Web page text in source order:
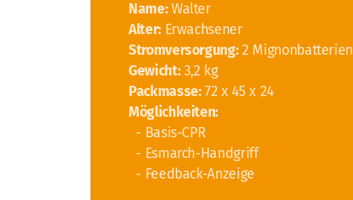
Name:Walter
Alter:Erwachsener
Stromversorgung:2 Mignonbatterien
Gewicht:3,2 kg
Packmasse:72 x 45 x 24
Möglichkeiten:
- Basis-CPR
- Esmarch-Handgriff
- Feedback-Anzeige